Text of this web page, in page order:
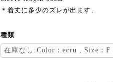
＊着丈に多少のズレが出ます。
種類